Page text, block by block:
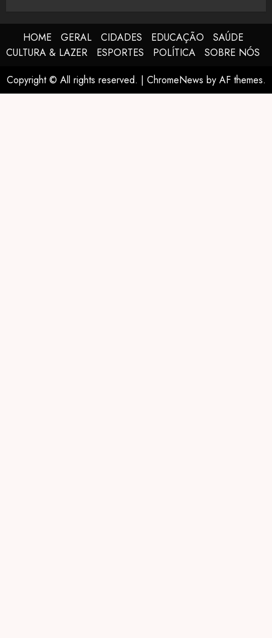
HOME GERAL CIDADES EDUCAÇÃO
SAÚDE
CULTURA & LAZER
ESPORTES POLÍTICA
SOBRE NÓS
Copyright © All rights reserved. | ChromeNews by AF themes.